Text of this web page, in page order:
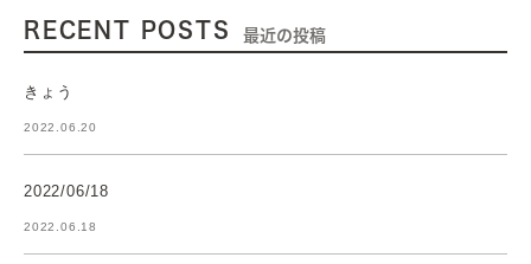
RECENT POSTS 最近の投稿
きょう
2022.06.20
2022/06/18
2022.06.18